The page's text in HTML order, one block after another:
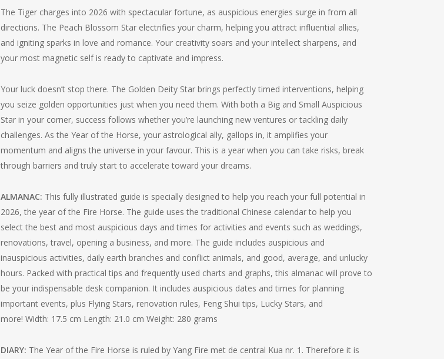
The Tiger charges into 2026 with spectacular fortune, as auspicious energies surge in from all
directions. The Peach Blossom Star electrifies your charm, helping you attract influential allies,
and igniting sparks in love and romance. Your creativity soars and your intellect sharpens, and
your most magnetic self is ready to captivate and impress.
Your luck doesn’t stop there. The Golden Deity Star brings perfectly timed interventions, helping
you seize golden opportunities just when you need them. With both a Big and Small Auspicious
Star in your corner, success follows whether you’re launching new ventures or tackling daily
challenges. As the Year of the Horse, your astrological ally, gallops in, it amplifies your
momentum and aligns the universe in your favour. This is a year when you can take risks, break
through barriers and truly start to accelerate toward your dreams.
ALMANAC: This fully illustrated guide is specially designed to help you reach your full potential in
2026, the year of the Fire Horse. The guide uses the traditional Chinese calendar to help you
select the best and most auspicious days and times for activities and events such as weddings,
renovations, travel, opening a business, and more. The guide includes auspicious and
inauspicious activities, daily earth branches and conflict animals, and good, average, and unlucky
hours. Packed with practical tips and frequently used charts and graphs, this almanac will prove to
be your indispensable desk companion. It includes auspicious dates and times for planning
important events, plus Flying Stars, renovation rules, Feng Shui tips, Lucky Stars, and
more! Width: 17.5 cm Length: 21.0 cm Weight: 280 grams
DIARY: The Year of the Fire Horse is ruled by Yang Fire met de central Kua nr. 1. Therefore it is